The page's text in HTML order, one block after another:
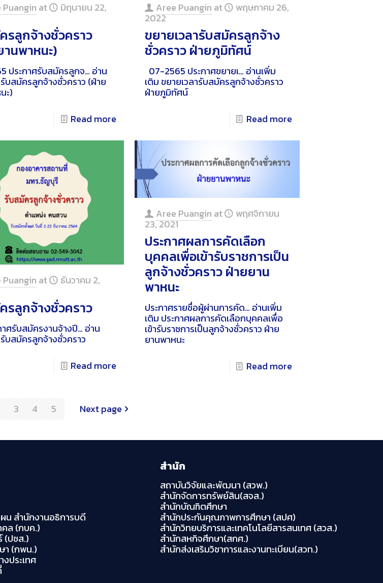
Puangin at มิถุนายน 22,
รลูกจ้างชั่วคราว
นพาหนะ)
ประกาศรับสมัครลูกจ… อ่าน
รับสมัครลูกจ้างชั่วคราว (ฝ่าย
ะ)
Read more
Aree Puangin at พฤษภาคม 26,
2022
ขยายเวลารับสมัครลูกจ้าง
ชั่วคราว ฝ่ายภูมิทัศน์
07-2565 ประกาศขยายเ… อ่านเพิ่ม
เติมขยายเวลารับสมัครลูกจ้างชั่วคราว
ฝ่ายภูมิทัศน์
Read more
Puangin at ธันวาคม 2,
รลูกจ้างชั่วคราว
ศรับสมัครงานจ้างปี… อ่าน
รับสมัครลูกจ้างชั่วคราว
Read more
Aree Puangin at พฤศจิกายน
23, 2021
ประกาศผลการคัดเลือก
บุคคลเพื่อเข้ารับราชการเป็น
ลูกจ้างชั่วคราว ฝ่ายยาน
พาหนะ
ประกาศรายชื่อผู้ผ่านการคัด… อ่านเพิ่ม
เติม ประกาศผลการคัดเลือกบุคคลเพื่อ
เข้ารับราชการเป็นลูกจ้างชั่วคราว ฝ่าย
ยานพาหนะ
Read more
3 4 5 Next page
น สำนักงานอธิการบดี
ล (กบค.)
(ปชส.)
(กพน.)
ประเทศ
สำนัก
สถาบันวิจัยและพัฒนา (สวพ.)
สำนักจัดการทรัพย์สิน(สจส.)
สำนักบัณฑิตศึกษา
สำนักประกันคุณภาพการศึกษา (สปศ)
สำนักวิทยบริการและเทคโนโลยีสารสนเทศ (สวส.)
สำนักสหกิจศึกษา(สกศ.)
สำนักส่งเสริมวิชาการและงานทะเบียน(สวท.)